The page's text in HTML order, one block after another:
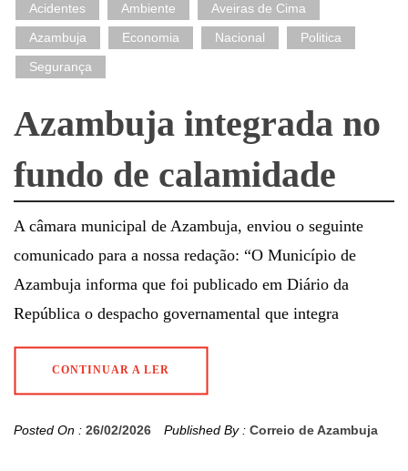
Acidentes Ambiente
Aveiras de Cima
Azambuja
Economia Nacional
Politica
Segurança
Azambuja integrada no
fundo de calamidade
A câmara municipal de Azambuja, enviou o seguinte
comunicado para a nossa redação: “O Município de
Azambuja informa que foi publicado em Diário da
República o despacho governamental que integra
CONTINUAR A LER
Posted On : 26/02/2026 Published By : Correio de Azambuja